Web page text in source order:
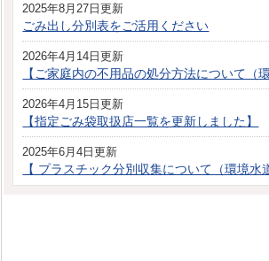
2025年8月27日更新
ごみ出し分別表をご活用ください
2026年4月14日更新
【ご家庭内の不用品の処分方法について（
2026年4月15日更新
【指定ごみ袋取扱店一覧を更新しました】
2025年6月4日更新
【 プラスチック分別収集について（環境水